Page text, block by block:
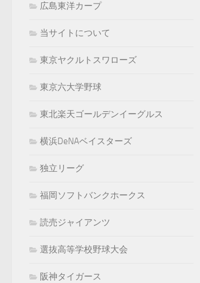
広島東洋カープ
当サイトについて
東京ヤクルトスワローズ
東京六大学野球
東北楽天ゴールデンイーグルス
横浜DeNAベイスターズ
独立リーグ
福岡ソフトバンクホークス
読売ジャイアンツ
選抜高等学校野球大会
阪神タイガース